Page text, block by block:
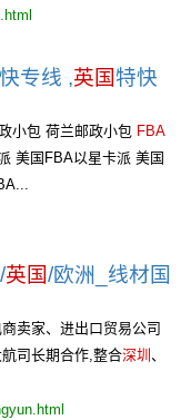
专线 ,英国特快
小包 荷兰邮政小包 FBA
美国FBA以星卡派 美国
英国/欧洲_线材国
卖家、进出口贸易公司
司长期合作,整合深圳 、